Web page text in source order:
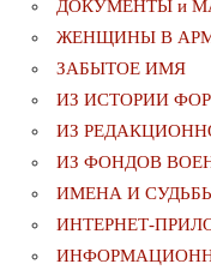
ДОКУМЕНТЫ и
ЖЕНЩИНЫ В
ЗАБЫТОЕ ИМЯ
ИЗ ИСТОРИИ
ИЗ
ИЗ ФОНДОВ
ИМЕНА И
ИНТЕРНЕТ-